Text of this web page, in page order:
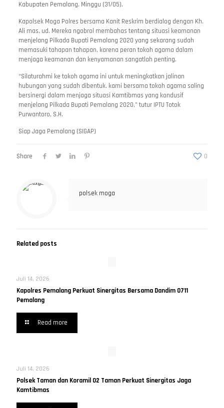
Kabupaten Pemalang. Minggu (31/05).
Kapolsek Moga Polres bersama Kanit Reskrim berdialog dengan Kh.
Ali mas, ud. Mereka ngobrol membahas tentang situasi keamanan
menjelang Pilkada Bupati Pemalang 2020 yang sekarang sudah
memasuki tahapan tahapan, karena peran tokoh agama dalam
menjaga keamanan dan kenyamanan sangatlah penting.
“Silaturahmi ke tokoh agama ini untuk meningkatkan jalinan
hubungan yang sudah dibentuk. kami bersama tokoh agama saling
bersinergi dalam menjaga situasi Kamtibmas yang kondusif
menjelang Pilkada Bupati Pemalang 2020,” tutur IPTU Totok
Purwantoro, S.H.
Siap Jaga Pemalang (SIGAP)
Share 0
polsek moga
Related posts
Juli 14, 2026
Kapolres Pemalang Perkuat Sinergitas Bersama Dandim 0711
Pemalang
Read more
Juli 14, 2026
Polsek Taman dan Koramil 02 Taman Perkuat Sinergitas Jaga
Kamtibmas